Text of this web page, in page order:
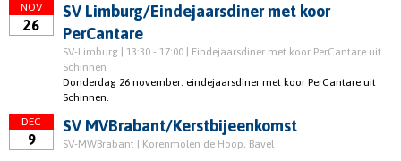
NOV
26
SV Limburg/Eindejaarsdiner met koor
PerCantare
SV-Limburg | 13:30 - 17:00 | Eindejaarsdiner met koor PerCantare uit
Schinnen
Donderdag 26 november: eindejaarsdiner met koor PerCantare uit
Schinnen.
DEC
9
SV MVBrabant/Kerstbijeenkomst
SV-MWBrabant | Korenmolen de Hoop, Bavel